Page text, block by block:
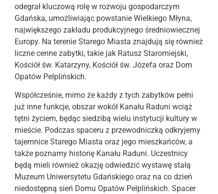
odegrał kluczową rolę w rozwoju gospodarczym
Gdańska, umożliwiając powstanie Wielkiego Młyna,
największego zakładu produkcyjnego średniowiecznej
Europy. Na terenie Starego Miasta znajdują się również
liczne cenne zabytki, takie jak Ratusz Staromiejski,
Kościół św. Katarzyny, Kościół św. Józefa oraz Dom
Opatów Pelplińskich.
Współcześnie, mimo że każdy z tych zabytków pełni
już inne funkcje, obszar wokół Kanału Raduni wciąż
tętni życiem, będąc siedzibą wielu instytucji kultury w
mieście. Podczas spaceru z przewodniczką odkryjemy
tajemnice Starego Miasta oraz jego mieszkańców, a
także poznamy historię Kanału Raduni. Uczestnicy
będą mieli również okazję odwiedzić wystawę stałą
Muzeum Uniwersytetu Gdańskiego oraz na co dzień
niedostępną sień Domu Opatów Pelplińskich. Spacer